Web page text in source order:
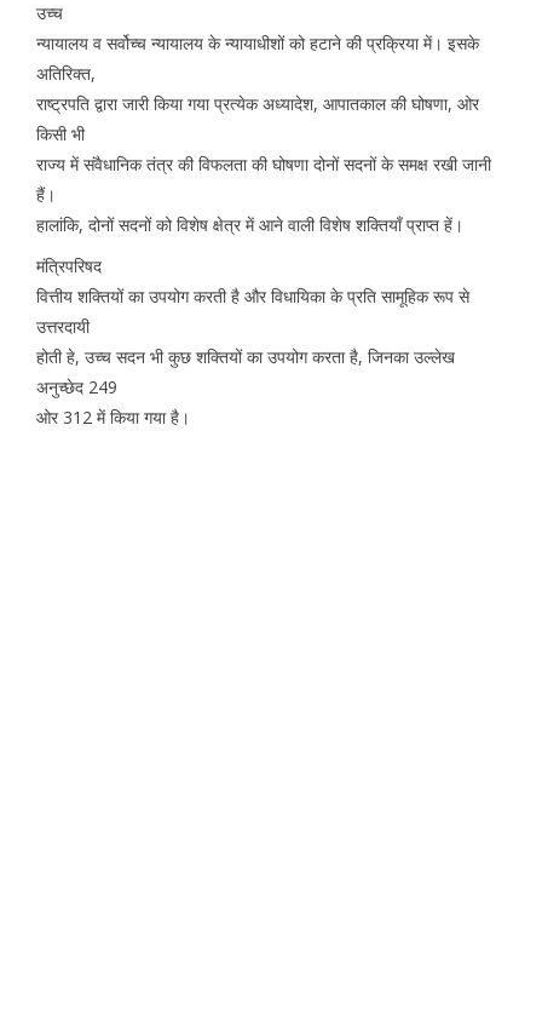
उच्च
न्यायालय व सर्वोच्च न्यायालय के न्यायाधीशों को हटाने की प्रक्रिया में। इसके
अतिरिक्त,
राष्ट्रपति द्वारा जारी किया गया प्रत्येक अध्यादेश, आपातकाल की घोषणा, ओर
किसी भी
राज्य में संवैधानिक तंत्र की विफलता की घोषणा दोनों सदनों के समक्ष रखी जानी
हैं।
हालांकि, दोनों सदनों को विशेष क्षेत्र में आने वाली विशेष शक्तियाँ प्राप्त हें।
मंत्रिपरिषद
वित्तीय शक्तियों का उपयोग करती है और विधायिका के प्रति सामूहिक रूप से
उत्तरदायी
होती हे, उच्च सदन भी कुछ शक्तियों का उपयोग करता है, जिनका उल्लेख
अनुच्छेद 249
ओर 312 में किया गया है।